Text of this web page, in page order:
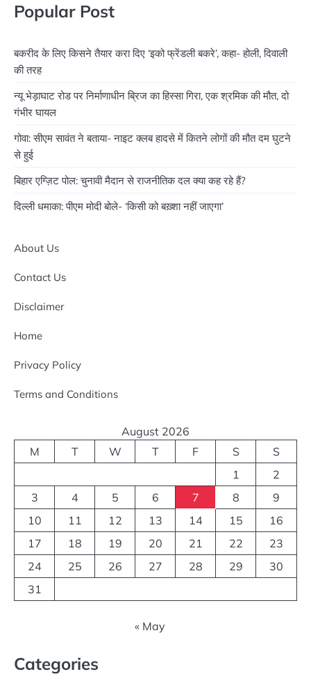
Popular Post
बकरीद के लिए किसने तैयार करा दिए ‘इको फ्रेंडली बकरे’, कहा- होली, दिवाली
की तरह
न्यू भेड़ाघाट रोड पर निर्माणाधीन ब्रिज का हिस्सा गिरा, एक श्रमिक की मौत, दो
गंभीर घायल
गोवा: सीएम सावंत ने बताया- नाइट क्लब हादसे में कितने लोगों की मौत दम घुटने
से हुई
बिहार एग्ज़िट पोल: चुनावी मैदान से राजनीतिक दल क्या कह रहे हैं?
दिल्ली धमाका: पीएम मोदी बोले- ‘किसी को बख़्शा नहीं जाएगा’
About Us
Contact Us
Disclaimer
Home
Privacy Policy
Terms and Conditions
August 2026
M
T W T F S
S
1
2
3
4 5 6 7 8
9
10
11 12 13 14 15
16
17
18 19 20 21 22
23
24
25 26 27 28 29
30
31
« May
Categories